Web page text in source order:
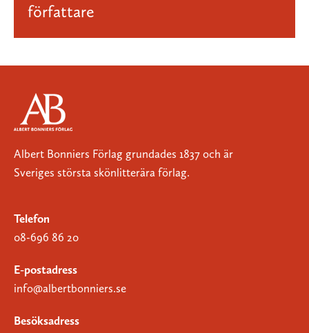
författare
Albert Bonniers Förlag grundades 1837 och är
Sveriges största skönlitterära förlag.
Telefon
08-696 86 20
E-postadress
info@albertbonniers.se
Besöksadress